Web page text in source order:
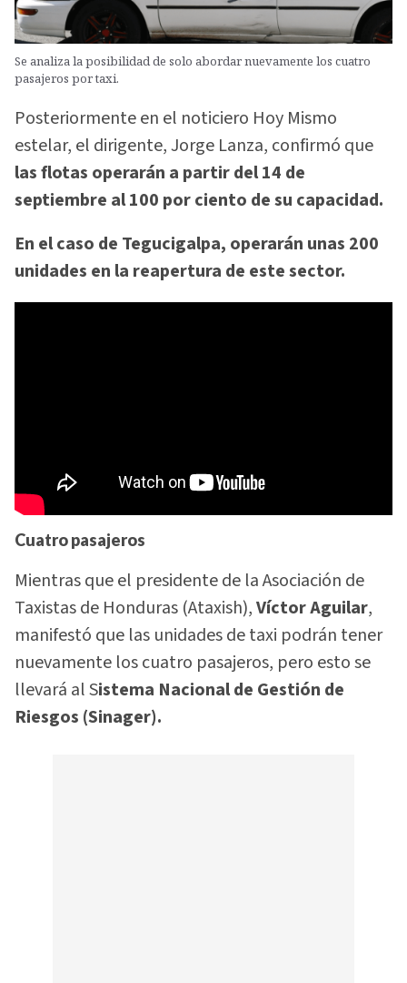
Se analiza la posibilidad de solo abordar nuevamente los cuatro
pasajeros por taxi.
Posteriormente en el noticiero Hoy Mismo
estelar, el dirigente, Jorge Lanza, confirmó que
las flotas operarán a partir del 14 de
septiembre al 100 por ciento de su capacidad.
En el caso de Tegucigalpa, operarán unas 200
unidades en la reapertura de este sector.
Cuatro pasajeros
Mientras que el presidente de la Asociación de
Taxistas de Honduras (Ataxish),Víctor Aguilar,
manifestó que las unidades de taxi podrán tener
nuevamente los cuatro pasajeros, pero esto se
llevará al Sistema Nacional de Gestión de
Riesgos (Sinager).